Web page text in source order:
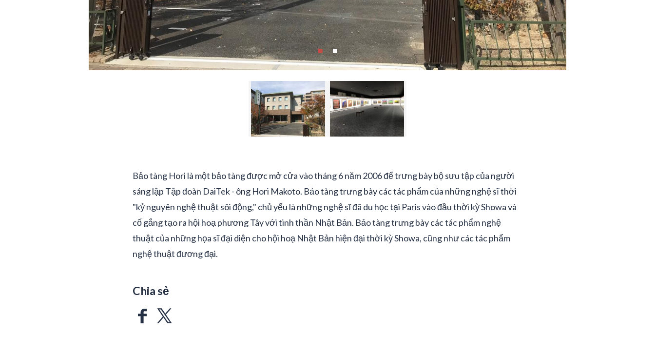
Bảo tàng Hori là một bảo tàng được mở cửa vào tháng 6 năm 2006 để trưng bày bộ sưu tập của người
sáng lập Tập đoàn DaiTek - ông Hori Makoto. Bảo tàng trưng bày các tác phẩm của những nghệ sĩ thời
"kỷ nguyên nghệ thuật sôi động," chủ yếu là những nghệ sĩ đã du học tại Paris vào đầu thời kỳ Showa và
cố gắng tạo ra hội hoạ phương Tây với tinh thần Nhật Bản. Bảo tàng trưng bày các tác phẩm nghệ
thuật của những họa sĩ đại diện cho hội hoạ Nhật Bản hiện đại thời kỳ Showa, cũng như các tác phẩm
nghệ thuật đương đại.
Chia sẻ